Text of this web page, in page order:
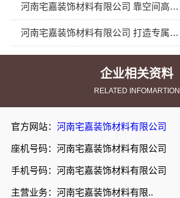
企业相关资料
RELATED INFOMARTION
官方网站： 河南宅嘉装饰材料有限公司
座机号码：河南宅嘉装饰材料有限公司
手机号码：河南宅嘉装饰材料有限公司
主营业务：河南宅嘉装饰材料有限..
河南宅嘉装饰材料有限公司 靠空间高端定制满足个性需求
河南宅嘉装饰材料有限公司 打造专属你的空间高端定制